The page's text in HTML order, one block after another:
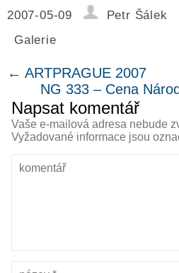
2007-05-09
Petr Šálek
Galerie
← ARTPRAGUE 2007
NG 333 – Cena
Napsat komentář
Vaše e-mailová adresa nebude
Vyžadované informace jsou